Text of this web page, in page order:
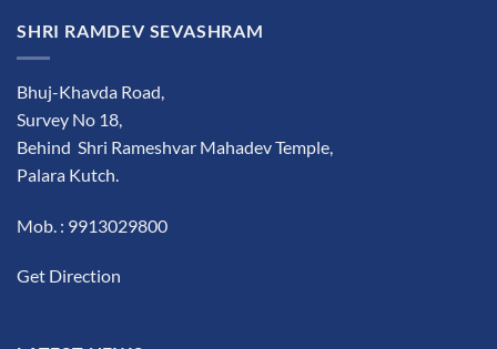
SHRI RAMDEV SEVASHRAM
Bhuj-Khavda Road,
Survey No 18,
Behind Shri Rameshvar Mahadev Temple,
Palara Kutch.
Mob. : 9913029800
Get Direction